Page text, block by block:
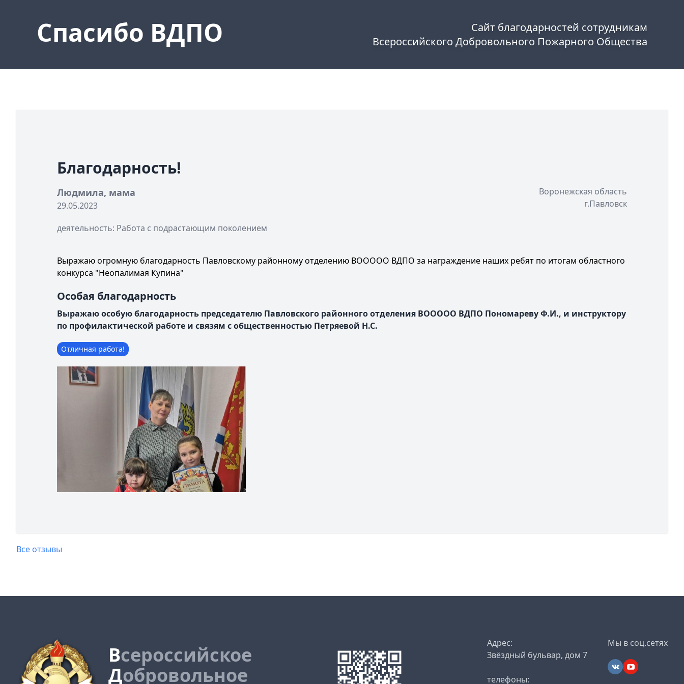
Спасибо ВДПО
Сайт благодарностей сотрудникам
Всероссийского Добровольного Пожарного Общества
Благодарность!
Людмила, мама
29.05.2023
Воронежская область
г.Павловск
деятельность: Работа с подрастающим поколением
Выражаю огромную благодарность Павловскому районному отделению ВООООО ВДПО за награждение наших ребят по итогам областного
конкурса "Неопалимая Купина"
Особая благодарность
Выражаю особую благодарность председателю Павловского районного отделения ВООООО ВДПО Пономареву Ф.И., и инструктору
по профилактической работе и связям с общественностью Петряевой Н.С.
Отличная работа!
Все отзывы
Всероссийское
Добровольное
Адрес:
Звёздный бульвар, дом 7
телефоны:
Мы в соц.сетях